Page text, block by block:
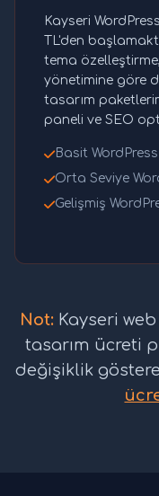
Kayseri
TL'den
tema
yönetimine göre
tasarım
paneli ve SEO
Basit WordPress
Orta Seviye
Gelişmiş
Not:Kayseri web
tasarım ücreti
değişiklik